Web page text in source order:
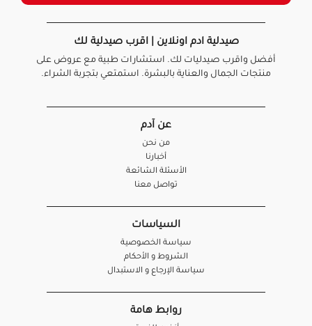
صيدلية ادم اونلاين | اقرب صيدلية لك
أفضل واقرب صيدليات لك. استشارات طبية مع عروض على
منتجات الجمال والعناية بالبشرة. استمتعي بتجربة الشراء.
عن آدم
من نحن
أخبارنا
الأسئلة الشائعة
تواصل معنا
السياسات
سياسة الخصوصية
الشروط و الأحكام
سياسة الإرجاع و الاستبدال
روابط هامة